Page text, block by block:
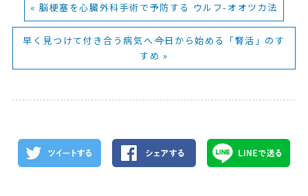
« 脳梗塞を心臓外科手術で予防する ウルフ-オオツカ法
早く見つけて付き合う病気へ――今日から始める「腎活」のす
すめ »